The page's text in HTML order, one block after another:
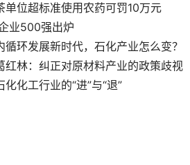
单位超标准使用农药可罚10万元
业500强出炉
循环发展新时代，石化产业怎么变？
红林：纠正对原材料产业的政策歧视
化工行业的“进”与“退”